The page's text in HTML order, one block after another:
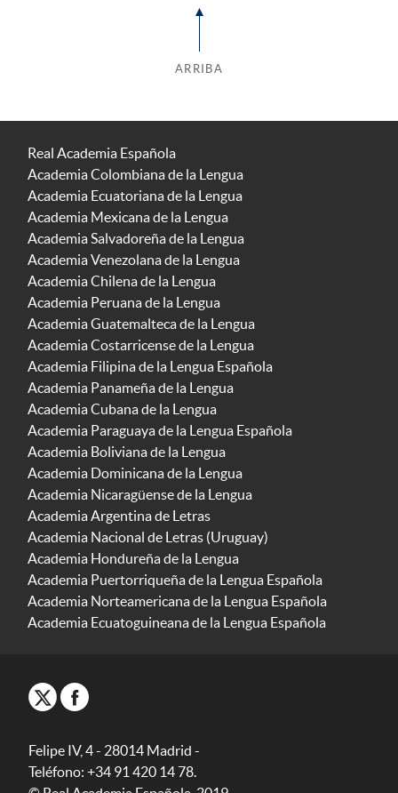
ARRIBA
Real Academia Española
Academia Colombiana de la Lengua
Academia Ecuatoriana de la Lengua
Academia Mexicana de la Lengua
Academia Salvadoreña de la Lengua
Academia Venezolana de la Lengua
Academia Chilena de la Lengua
Academia Peruana de la Lengua
Academia Guatemalteca de la Lengua
Academia Costarricense de la Lengua
Academia Filipina de la Lengua Española
Academia Panameña de la Lengua
Academia Cubana de la Lengua
Academia Paraguaya de la Lengua Española
Academia Boliviana de la Lengua
Academia Dominicana de la Lengua
Academia Nicaragüense de la Lengua
Academia Argentina de Letras
Academia Nacional de Letras (Uruguay)
Academia Hondureña de la Lengua
Academia Puertorriqueña de la Lengua Española
Academia Norteamericana de la Lengua Española
Academia Ecuatoguineana de la Lengua Española
Felipe IV, 4 - 28014 Madrid -
Teléfono: +34 91 420 14 78.